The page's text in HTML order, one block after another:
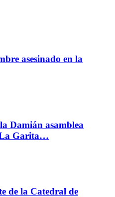
asesinado en la
Damián asamblea
Garita…
de la Catedral de